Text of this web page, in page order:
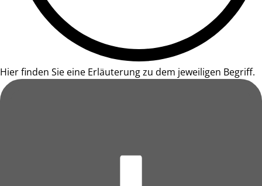
Hier finden Sie eine Erläuterung zu dem jeweiligen Begriff.